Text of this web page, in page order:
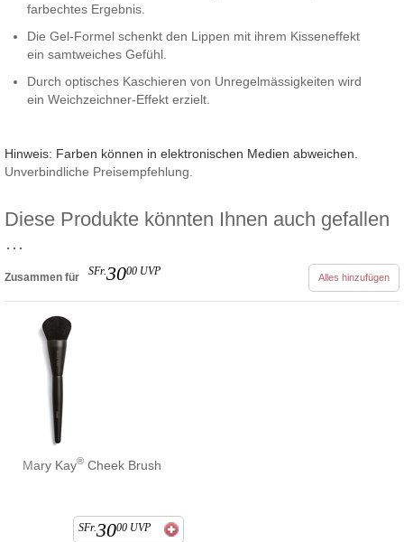
farbechtes Ergebnis.
Die Gel-Formel schenkt den Lippen mit ihrem Kisseneffekt
ein samtweiches Gefühl.
Durch optisches Kaschieren von Unregelmässigkeiten wird
ein Weichzeichner-Effekt erzielt.
Hinweis: Farben können in elektronischen Medien abweichen.
Unverbindliche Preisempfehlung.
Diese Produkte könnten Ihnen auch gefallen
…
Zusammen für SFr.3000 UVP Alles hinzufügen
Mary Kay® Cheek Brush
SFr.3000 UVP